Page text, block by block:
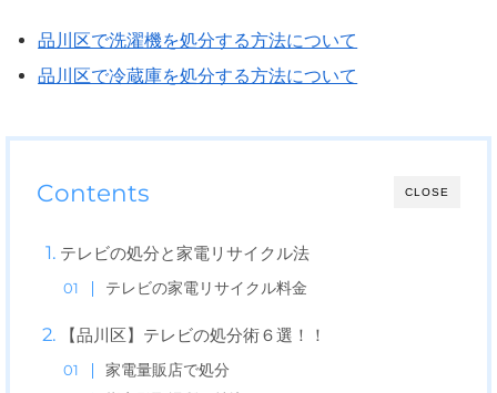
品川区で洗濯機を処分する方法について
品川区で冷蔵庫を処分する方法について
CLOSE
Contents
テレビの処分と家電リサイクル法
テレビの家電リサイクル料金
【品川区】テレビの処分術６選！！
家電量販店で処分